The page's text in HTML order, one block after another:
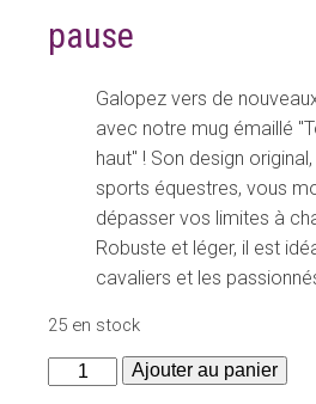
pause
Galopez vers de
avec notre mug émaillé
haut" ! Son design
sports équestres, vous
dépasser vos limites à
Robuste et léger, il est
cavaliers et les
25 en stock
quantité
Ajouter au panier